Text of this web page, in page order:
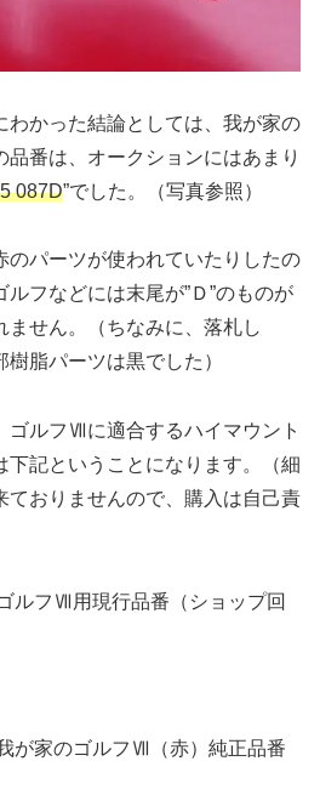
わかった結論としては、我が家の
番は、オークションにはあまり
087D”でした。（写真参照）
のパーツが使われていたりしたの
フなどには末尾が”Ｄ”のものが
ません。（ちなみに、落札し
樹脂パーツは黒でした）
ゴルフⅦに適合するハイマウント
下記ということになります。（細
ておりませんので、購入は自己責
ルフⅦ用現行品番（ショップ回
が家のゴルフⅦ（赤）純正品番